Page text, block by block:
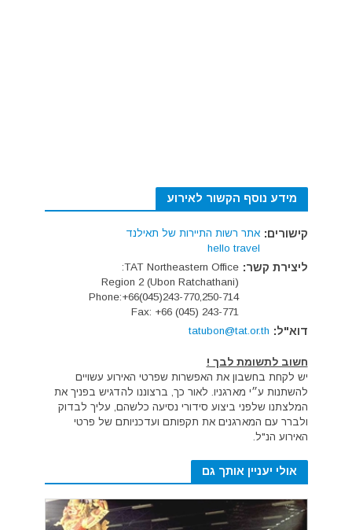
מידע נוסף הקשור לאירוע
קישורים: אתר רשות התיירות של תאילנד
hello travel
ליצירת קשר: TAT Northeastern Office:
Region 2 (Ubon Ratchathani)
Phone:+66(045)243-770,250-714
Fax: +66 (045) 243-771
דוא"ל: tatubon@tat.or.th
חשוב לתשומת לבך !
יש לקחת בחשבון את האפשרות שפרטי האירוע עשויים
להשתנות ע״י מארגניו. לאור כך, ברצוננו להדגיש בפניך את
המלצתנו שלפני ביצוע סידורי נסיעה כלשהם, עליך לבדוק
ולברר עם המארגנים את תקפותם ועדכניותם של פרטי
האירוע הנ"ל.
אולי יעניין אותך גם